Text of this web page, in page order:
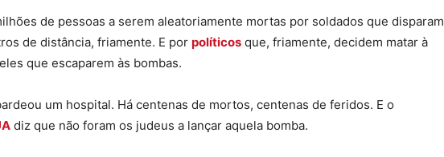
de pessoas a serem aleatoriamente mortas por soldados que disparam
de distância, friamente. E por políticos que, friamente, decidem matar à
que escaparem às bombas.
um hospital. Há centenas de mortos, centenas de feridos. E o
diz que não foram os judeus a lançar aquela bomba.